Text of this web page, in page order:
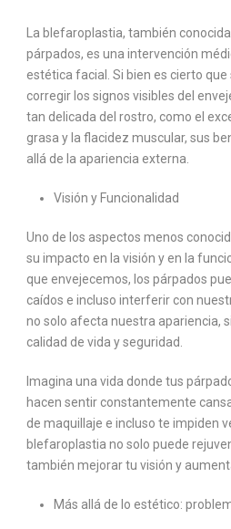
La blefaroplastia, también
párpados, es una intervención
estética facial. Si bien es cierto
corregir los signos visibles del
tan delicada del rostro, como el
grasa y la flacidez muscular, sus
allá de la apariencia externa.
Visión y Funcionalidad
Uno de los aspectos menos
su impacto en la visión y en la
que envejecemos, los párpados
caídos e incluso interferir con
no solo afecta nuestra apariencia,
calidad de vida y seguridad.
Imagina una vida donde tus
hacen sentir constantemente
de maquillaje e incluso te impiden
blefaroplastia no solo puede
también mejorar tu visión y
Más allá de lo estético: